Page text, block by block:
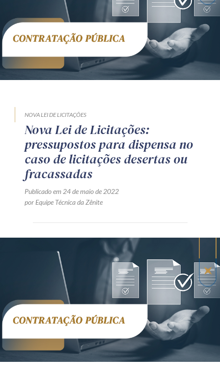
Receba por RSS
Av. Sete de Setembro, 4698
Batel
Curitiba/PR CEP 80240-000
NOVA LEI DE LICITAÇÕES
Nova Lei de Licitações:
pressupostos para dispensa no
caso de licitações desertas ou
fracassadas
Publicado em 24 de maio de 2022
por Equipe Técnica da Zênite